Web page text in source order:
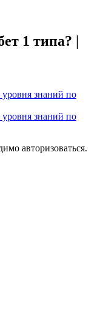
1 типа? |
знаний по
знаний по
авторизоваться.